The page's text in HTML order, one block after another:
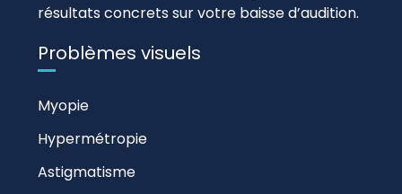
résultats concrets sur votre baisse d’audition.
Problèmes visuels
Myopie
Hypermétropie
Astigmatisme